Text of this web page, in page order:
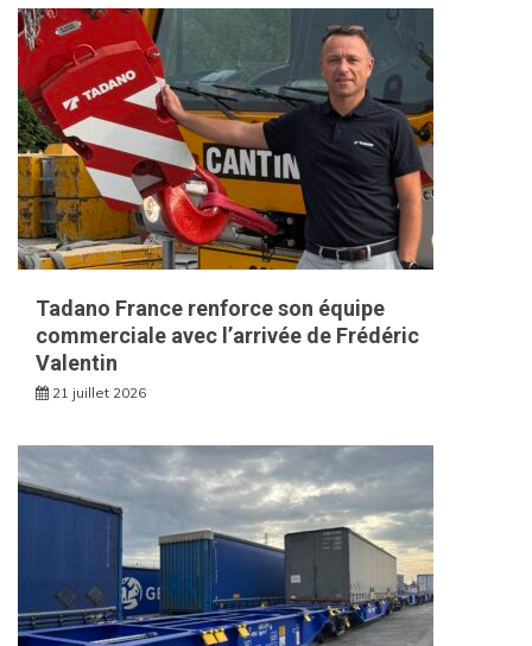
Tadano France renforce son équipe
commerciale avec l’arrivée de Frédéric
Valentin
21 juillet 2026